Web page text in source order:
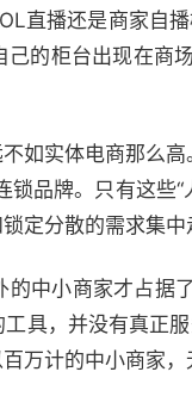
直播还是商家自
的柜台出现在商
如实体电商那么
品牌。只有这些
定分散的需求集
中小商家才占据
具，并没有真正
万计的中小商家，